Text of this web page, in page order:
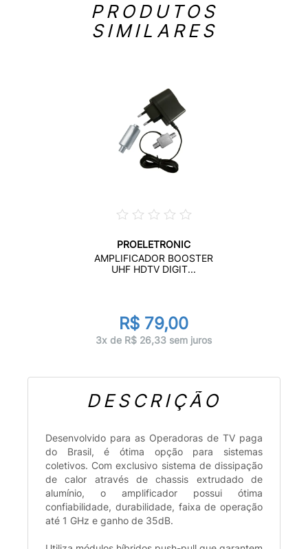
PRODUTOS
SIMILARES
PROELETRONIC
AMPLIFICADOR BOOSTER
UHF HDTV DIGIT...
R$ 79,00
3x de R$ 26,33 sem juros
DESCRIÇÃO
Desenvolvido para as Operadoras de TV paga
do Brasil, é ótima opção para sistemas
coletivos. Com exclusivo sistema de dissipação
de calor através de chassis extrudado de
alumínio, o amplificador possui ótima
confiabilidade, durabilidade, faixa de operação
até 1 GHz e ganho de 35dB.